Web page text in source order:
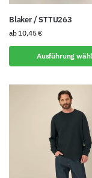
Blaker / STTU263
ab 10,45€
Ausführung